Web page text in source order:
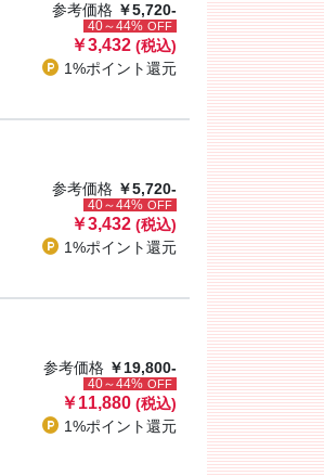
参考価格 ￥5,720-
40～44% OFF
￥3,432 (税込)
1%ポイント還元
参考価格 ￥5,720-
40～44% OFF
￥3,432 (税込)
1%ポイント還元
参考価格 ￥19,800-
40～44% OFF
￥11,880 (税込)
1%ポイント還元